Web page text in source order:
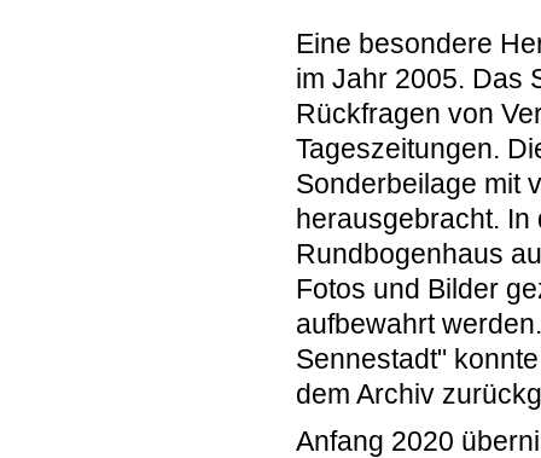
Eine besondere
im Jahr 2005. Das
Rückfragen von
Tageszeitungen.
Sonderbeilage mit
herausgebracht. In
Rundbogenhaus
Fotos und Bilder
aufbewahrt
Sennestadt"
dem Archiv
Anfang 2020